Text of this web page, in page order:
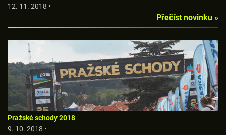
12. 11. 2018 •
Přečíst novinku »
Pražské schody 2018
9. 10. 2018 •